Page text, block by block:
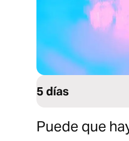
5 días
Puede que